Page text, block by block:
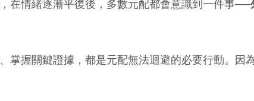
在情緒逐漸平復後，多數元配都會意識到一件事──
握關鍵證據，都是元配無法迴避的必要行動。因